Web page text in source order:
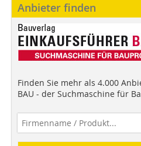
Anbieter finden
Finden Sie mehr als 4.000
BAU - der Suchmaschine für